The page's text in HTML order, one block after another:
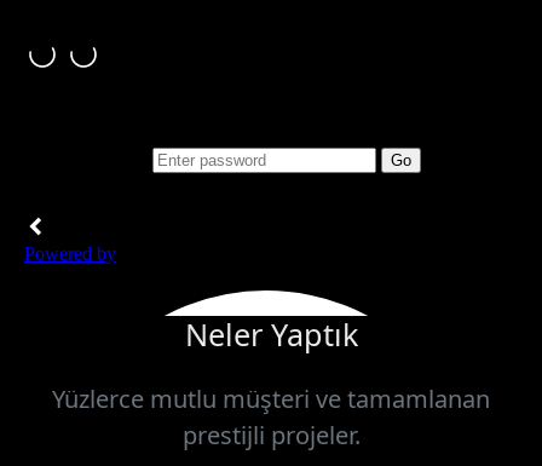
Neler Yaptık
Yüzlerce mutlu müşteri ve tamamlanan
prestijli projeler.